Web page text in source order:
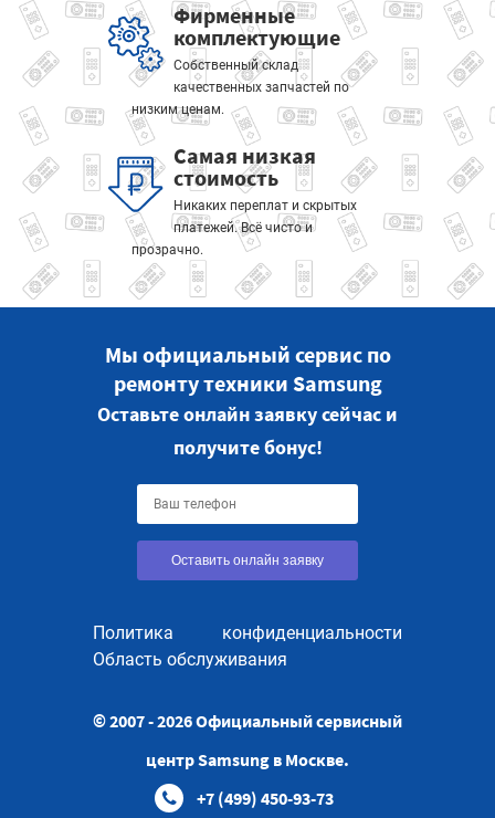
Фирменные
комплектующие
Собственный склад
качественных запчастей по
низким ценам.
Самая низкая
стоимость
Никаких переплат и скрытых
платежей. Всё чисто и
прозрачно.
Мы официальный сервис по
ремонту техники Samsung
Оставьте онлайн заявку сейчас и
получите бонус!
Оставить онлайн заявку
Политика конфиденциальности
Область обслуживания
© 2007 - 2026 Официальный сервисный
центр Samsung в Москве.
+7 (499) 450-93-73